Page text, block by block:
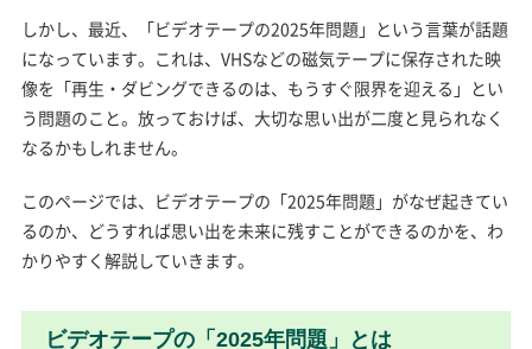
しかし、最近、「ビデオテープの2025年問題」という言葉が話題
になっています。これは、VHSなどの磁気テープに保存された映
像を「再生・ダビングできるのは、もうすぐ限界を迎える」とい
う問題のこと。放っておけば、大切な思い出が二度と見られなく
なるかもしれません。
このページでは、ビデオテープの「2025年問題」がなぜ起きてい
るのか、どうすれば思い出を未来に残すことができるのかを、わ
かりやすく解説していきます。
ビデオテープの「2025年問題」とは